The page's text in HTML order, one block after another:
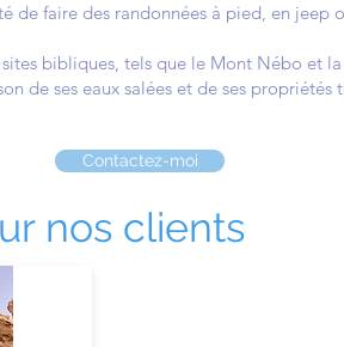
de faire des randonnées à pied, en jeep
bibliques, tels que le Mont Nébo et
de ses eaux salées et de ses propriétés
Contactez-moi
nos clients